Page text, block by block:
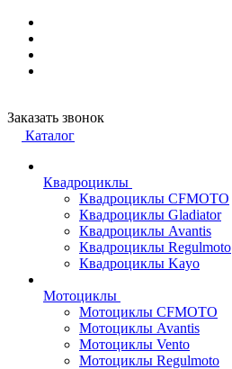
Заказать звонок
Каталог
Квадроциклы
Квадроциклы CFMOTO
Квадроциклы Gladiator
Квадроциклы Avantis
Квадроциклы Regulmoto
Квадроциклы Kayo
Мотоциклы
Мотоциклы CFMOTO
Мотоциклы Avantis
Мотоциклы Vento
Мотоциклы Regulmoto